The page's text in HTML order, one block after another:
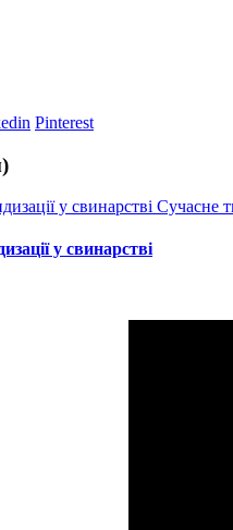
Pinterest
Сучасне
у свинарстві